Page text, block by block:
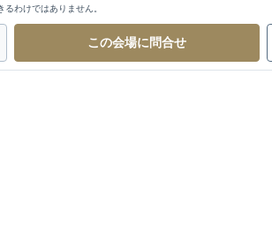
わけではありません。
この会場に問合せ